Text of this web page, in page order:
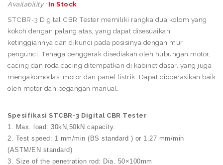
Availability : In Stock
STCBR-3 Digital CBR Tester memiliki rangka dua kolom yang
kokoh dengan palang atas, yang dapat disesuaikan
ketinggiannya dan dikunci pada posisinya dengan mur
pengunci. Tenaga penggerak disediakan oleh hubungan motor,
cacing dan roda cacing ditempatkan di kabinet dasar, yang juga
mengakomodasi motor dan panel listrik. Dapat dioperasikan baik
oleh motor dan pegangan manual.
Spesifikasi STCBR-3 Digital CBR Tester
1. Max. load: 30kN,50kN capacity.
2. Test speed: 1 mm/min (BS standard ) or 1.27 mm/min
(ASTM/EN standard)
3. Size of the penetration rod: Dia. 50×100mm